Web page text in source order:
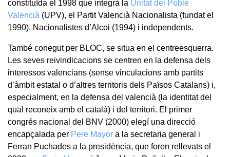
constituïda el 1998 que integrà la Unitat del Poble
Valencià (UPV), el Partit Valencià Nacionalista (fundat el
1990), Nacionalistes d’Alcoi (1994) i independents.
També conegut per BLOC, se situa en el centreesquerra.
Les seves reivindicacions se centren en la defensa dels
interessos valencians (sense vinculacions amb partits
d’àmbit estatal o d’altres territoris dels Països Catalans) i,
especialment, en la defensa del valencià (la identitat del
qual reconeix amb el català) i del territori. El primer
congrés nacional del BNV (2000) elegí una direcció
encapçalada per Pere Mayor a la secretaria general i
Ferran Puchades a la presidència, que foren rellevats el